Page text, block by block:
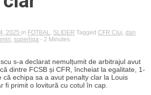
2025 in FOTBAL SLIDER Tagged CFR Cluj dan
superliga - 2 Minutes
s-a declarat nemulțumit de arbitrajul avut
dintre FCSB și CFR, încheiat la egalitate, 1-
că echipa sa a avut penalty clar la Louis
fi primit o lovitură cu cotul în cap.